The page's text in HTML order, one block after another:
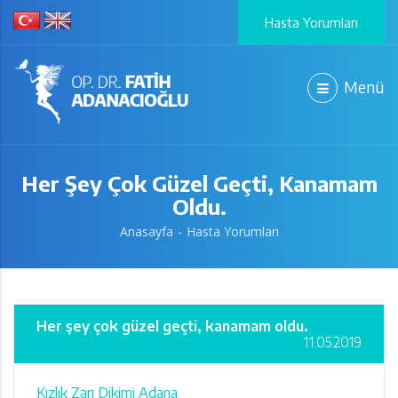
Hasta Yorumları
Menü
Her Şey Çok Güzel Geçti, Kanamam
Oldu.
Anasayfa Hasta Yorumları
Her şey çok güzel geçti, kanamam oldu.
11.05.2019
Kızlık Zarı Dikimi Adana